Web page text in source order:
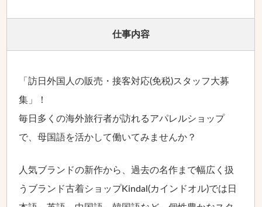
仕事内容
「訪日外国人の販売・接客対応(免税)スタッフ大募
集」！
毎日多くの海外旅行者が訪れるアパレルショップ
で、母国語を活かして働いてみませんか？
人気ブランドの新作から、過去の名作まで幅広く扱
うブランド古着ショップKindal(カインドオル)では日